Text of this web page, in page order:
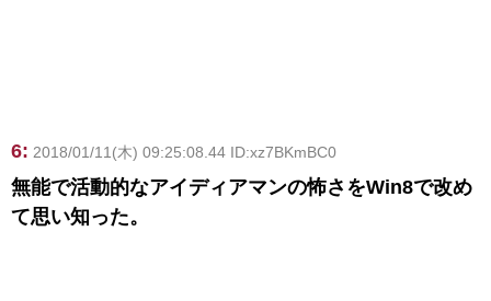
6: 2018/01/11(木) 09:25:08.44 ID:xz7BKmBC0
無能で活動的なアイディアマンの怖さをWin8で改め
て思い知った。